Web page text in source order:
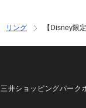
リング 【Disney限
三井ショッピングパーク